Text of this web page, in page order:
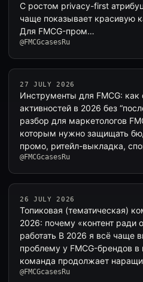
С ростом privacy-first
чаще показывает красивую
Для FMCG-пром…
@FMCGcasesRu
27 JULY 2026
Инструменты для FMCG: как
активностей в 2026 без
разбор для маркетологов
которым нужно защищать
промо, ритейл-выкладка,
@FMCGcasesRu
26 JULY 2026
Топиковая (тематическая)
2026: почему «контент ради
работать В 2026 я всё чаще
проблему у FMCG-брендов в
команда продолжает
@FMCGcasesRu